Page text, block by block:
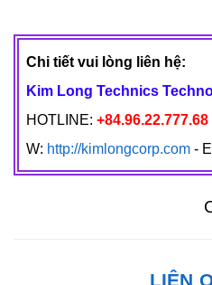
Chi tiết vui lòng liên hệ:
Kim Long Technics
HOTLINE: +84.96.22.777.68
W: http://kimlongcorp.com -
LIÊN